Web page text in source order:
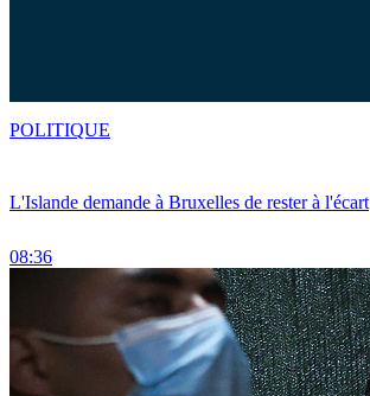
L'Islande demande à Bruxelles de rester à l'écart
08:36
POLITIQUE